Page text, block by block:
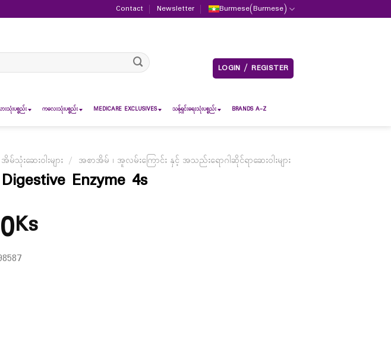
Contact Newsletter Burmese(Burmese)
LOGIN / REGISTER
းသုံးပစ္စည်း ကလေးသုံးပစ္စည်း MEDICARE EXCLUSIVES သန့်ရှင်းရေးသုံးပစ္စည်း BRANDS A-Z
အိမ်သုံးဆေးဝါးများ / အစာအိမ် ၊ အူလမ်းကြောင်း နှင့် အသည်းရောဂါဆိုင်ရာဆေးဝါးများ
Enzyme 4s
Ks